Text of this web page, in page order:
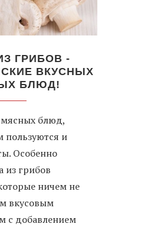
ГРИБОВ -
ВКУСНЫХ
БЛЮД!
блюд,
пользуются и
Особенно
из грибов
ничем не
вкусовым
с добавлением